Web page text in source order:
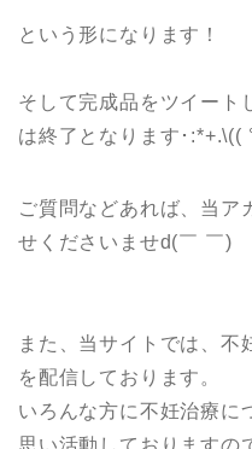
という形になります！
そして完成品をツイート
は終了となります･:*+.\((
ご質問などあれば、当ア
せくださいませd(￣ ￣)
また、当サイトでは、不
を配信しております。
いろんな方に不妊治療に
思い活動しておりますの